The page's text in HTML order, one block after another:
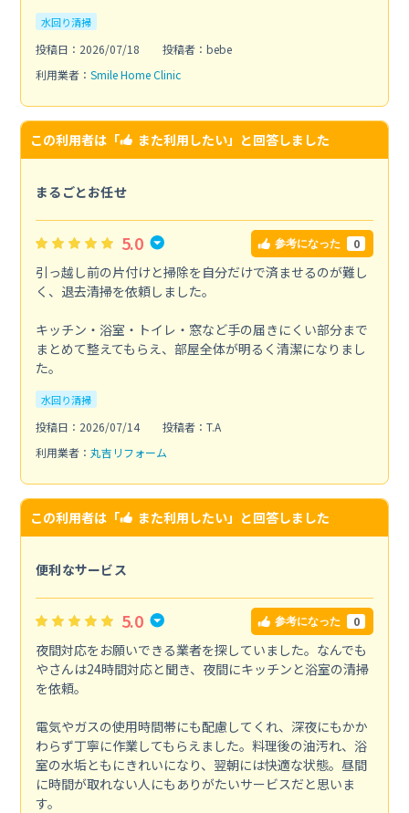
水回り清掃
投稿日：2026/07/18
投稿者：bebe
利用業者： Smile Home Clinic
この利用者は「 また利用したい」と回答しました
まるごとお任せ
5.0 参考になった 0
引っ越し前の片付けと掃除を自分だけで済ませるのが難し
く、退去清掃を依頼しました。
キッチン・浴室・トイレ・窓など手の届きにくい部分まで
まとめて整えてもらえ、部屋全体が明るく清潔になりまし
た。
水回り清掃
投稿日：2026/07/14
投稿者：T.A
利用業者： 丸吉リフォーム
この利用者は「 また利用したい」と回答しました
便利なサービス
5.0 参考になった 0
夜間対応をお願いできる業者を探していました。なんでも
やさんは24時間対応と聞き、夜間にキッチンと浴室の清掃
を依頼。
電気やガスの使用時間帯にも配慮してくれ、深夜にもかか
わらず丁寧に作業してもらえました。料理後の油汚れ、浴
室の水垢ともにきれいになり、翌朝には快適な状態。昼間
に時間が取れない人にもありがたいサービスだと思いま
す。